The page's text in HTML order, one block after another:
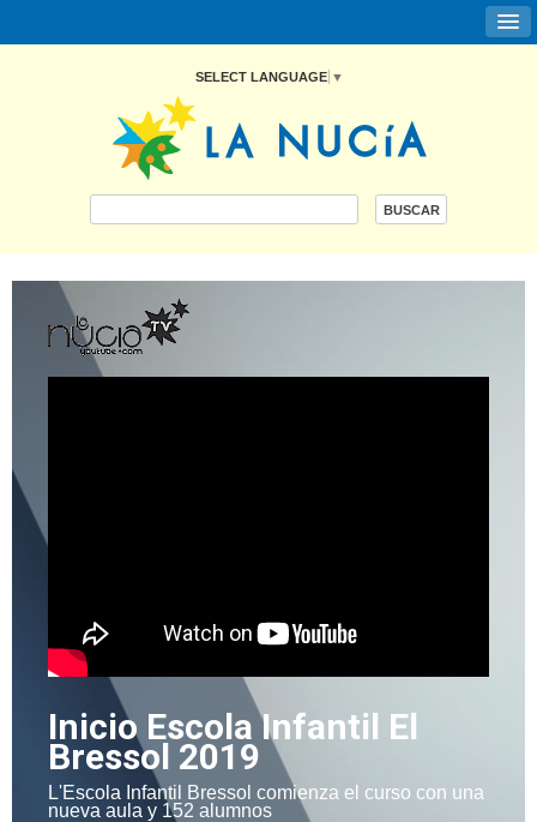
SELECT LANGUAGE ▼
Inicio Escola Infantil El
Bressol 2019
L'Escola Infantil Bressol comienza el curso con una
nueva aula y 152 alumnos